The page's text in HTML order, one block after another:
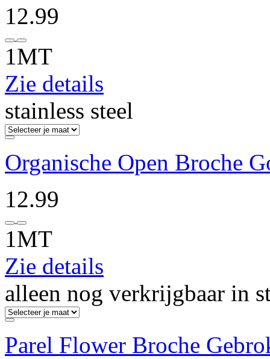
12.99
1MT
Zie details
stainless steel
Organische Open Broche
12.99
1MT
Zie details
alleen nog verkrijgbaar in
Parel Flower Broche